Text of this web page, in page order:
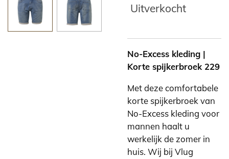
Uitverkocht
No-Excess kleding |
Korte spijkerbroek 229
Met deze comfortabele
korte spijkerbroek van
No-Excess kleding voor
mannen haalt u
werkelijk de zomer in
huis. Wij bij Vlug